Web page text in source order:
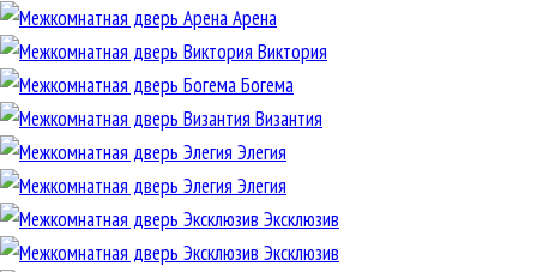
Арена
Виктория
Богема
Византия
Элегия
Элегия
Эксклюзив
Эксклюзив